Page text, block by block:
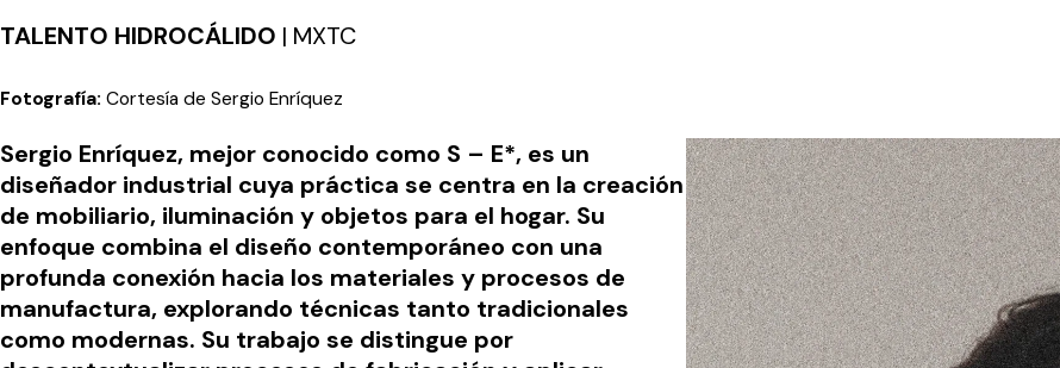
TALENTO HIDROCÁLIDO | MXTC
Fotografía: Cortesía de Sergio Enríquez
Sergio Enríquez, mejor conocido como S – E*, es un
diseñador industrial cuya práctica se centra en la creación
de mobiliario, iluminación y objetos para el hogar. Su
enfoque combina el diseño contemporáneo con una
profunda conexión hacia los materiales y procesos de
manufactura, explorando técnicas tanto tradicionales
como modernas. Su trabajo se distingue por